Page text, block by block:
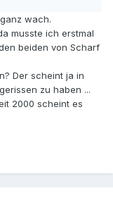
wach.
musste ich erstmal
beiden von Scharf
Der scheint ja in
zu haben ...
2000 scheint es